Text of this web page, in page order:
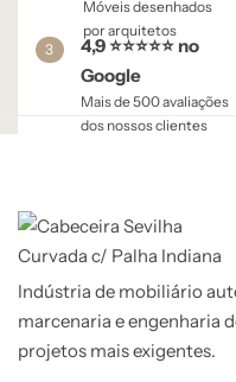
Móveis desenhados
por arquitetos
3
4,9 ⭐⭐⭐⭐⭐ no
Google
Mais de 500 avaliações
dos nossos clientes
Indústria de mobiliário
marcenaria e engenharia
projetos mais exigentes.